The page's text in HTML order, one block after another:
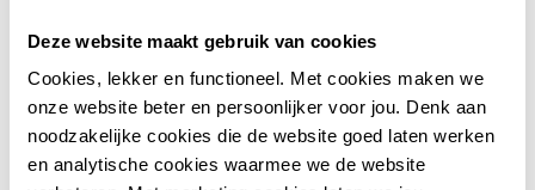
Deze website maakt gebruik van cookies
Cookies, lekker en functioneel. Met cookies maken we
onze website beter en persoonlijker voor jou. Denk aan
noodzakelijke cookies die de website goed laten werken
en analytische cookies waarmee we de website